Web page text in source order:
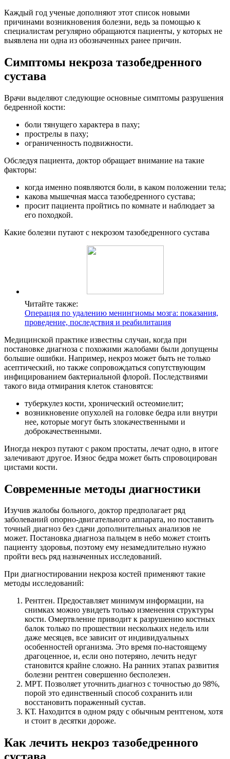
Каждый год ученые дополняют этот список новыми
причинами возникновения болезни, ведь за помощью к
специалистам регулярно обращаются пациенты, у которых не
выявлена ни одна из обозначенных ранее причин.
Симптомы некроза тазобедренного
сустава
Врачи выделяют следующие основные симптомы разрушения
бедренной кости:
боли тянущего характера в паху;
прострелы в паху;
ограниченность подвижности.
Обследуя пациента, доктор обращает внимание на такие
факторы:
когда именно появляются боли, в каком положении тела;
какова мышечная масса тазобедренного сустава;
просит пациента пройтись по комнате и наблюдает за
его походкой.
Какие болезни путают с некрозом тазобедренного сустава
Читайте также:
Операция по удалению менингиомы мозга: показания,
проведение, последствия и реабилитация
Медицинской практике известны случаи, когда при
постановке диагноза с похожими жалобами были допущены
большие ошибки. Например, некроз может быть не только
асептический, но также сопровождаться сопутствующим
инфицированием бактериальной флорой. Последствиями
такого вида отмирания клеток становятся:
туберкулез кости, хронический остеомиелит;
возникновение опухолей на головке бедра или внутри
нее, которые могут быть злокачественными и
доброкачественными.
Иногда некроз путают с раком простаты, лечат одно, в итоге
залечивают другое. Износ бедра может быть спровоцирован
цистами кости.
Современные методы диагностики
Изучив жалобы больного, доктор предполагает ряд
заболеваний опорно-двигательного аппарата, но поставить
точный диагноз без сдачи дополнительных анализов не
может. Постановка диагноза пальцем в небо может стоить
пациенту здоровья, поэтому ему незамедлительно нужно
пройти весь ряд назначенных исследований.
При диагностировании некроза костей применяют такие
методы исследований:
Рентген. Предоставляет минимум информации, на
снимках можно увидеть только изменения структуры
кости. Омертвление приводит к разрушению костных
балок только по прошествии нескольких недель или
даже месяцев, все зависит от индивидуальных
особенностей организма. Это время по-настоящему
драгоценное, и, если оно потеряно, лечить недуг
становится крайне сложно. На ранних этапах развития
болезни рентген совершенно бесполезен.
МРТ. Позволяет уточнить диагноз с точностью до 98%,
порой это единственный способ сохранить или
восстановить пораженный сустав.
КТ. Находится в одном ряду с обычным рентгеном, хотя
и стоит в десятки дороже.
Как лечить некроз тазобедренного